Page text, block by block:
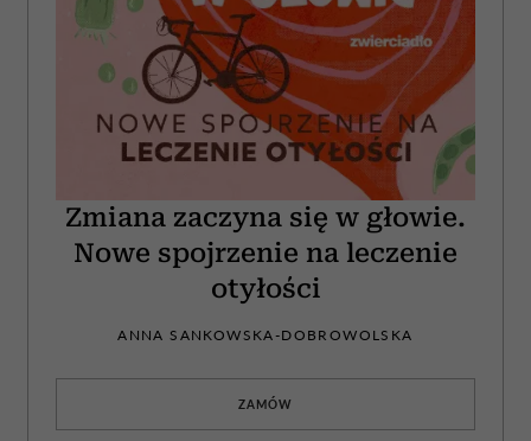
Zmiana zaczyna się w głowie.
Nowe spojrzenie na leczenie
otyłości
ANNA SANKOWSKA-DOBROWOLSKA
ZAMÓW